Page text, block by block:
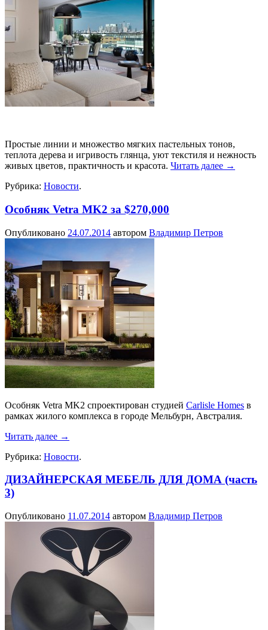
Простые линии и множество мягких пастельных тонов,
теплота дерева и игривость глянца, уют текстиля и нежность
живых цветов, практичность и красота. Читать далее →
Рубрика: Новости.
Особняк Vetra MK2 за $270,000
Опубликовано 24.07.2014 автором Владимир Петров
Особняк Vetra MK2 спроектирован студией Carlisle Homes в
рамках жилого комплекса в городе Мельбурн, Австралия.
Читать далее →
Рубрика: Новости.
ДИЗАЙНЕРСКАЯ МЕБЕЛЬ ДЛЯ ДОМА (часть
3)
Опубликовано 11.07.2014 автором Владимир Петров